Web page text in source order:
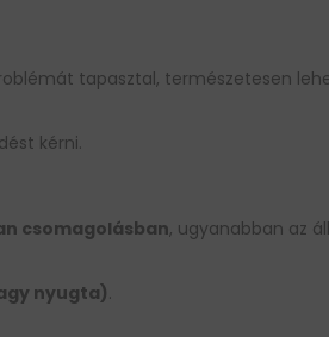
tapasztal, természetesen
kérni.
csomagolásban, ugyanabban az
nyugta).